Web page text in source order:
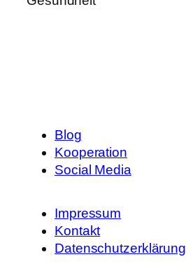
Blog
Kooperation
Social Media
Impressum
Kontakt
Datenschutzerklärung